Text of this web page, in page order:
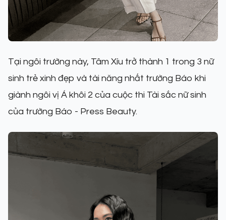
Tại ngôi trường này, Tâm Xíu trở thành 1 trong 3 nữ
sinh trẻ xinh đẹp và tài năng nhất trường Báo khi
giành ngôi vị Á khôi 2 của cuộc thi Tài sắc nữ sinh
của trường Báo - Press Beauty.